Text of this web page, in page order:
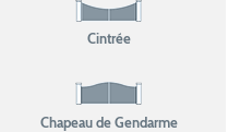
Cintrée
Chapeau de Gendarme